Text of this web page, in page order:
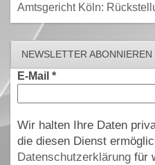
Amtsgericht Köln:
NEWSLETTER ABONNIEREN
E-Mail *
Wir halten Ihre Daten
die diesen Dienst
Datenschutzerklärungfür